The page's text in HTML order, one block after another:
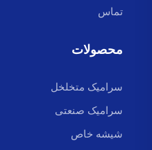
تماس
محصولات
سرامیک متخلخل
سرامیک صنعتی
شیشه خاص